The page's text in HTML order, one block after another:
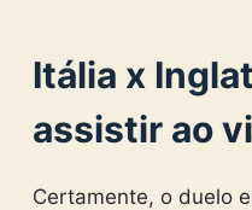
Itália x
assistir ao
Certamente, o duelo